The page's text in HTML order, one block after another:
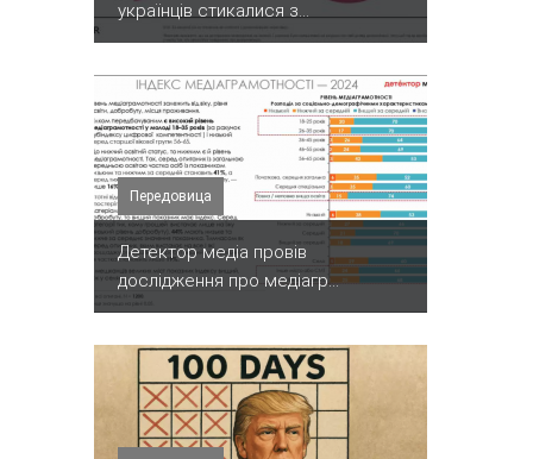
українців стикалися з...
Передовица
Детектор медіа провів
дослідження про медіагр...